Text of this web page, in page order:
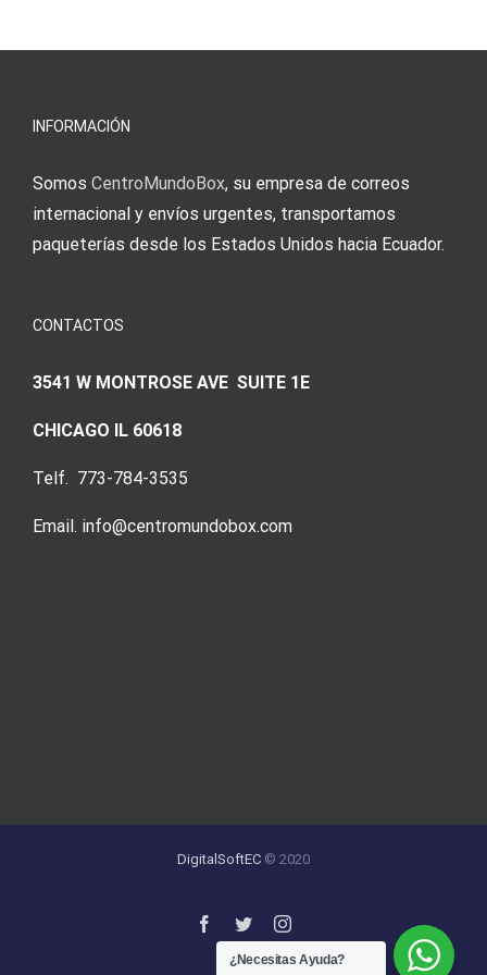
erfordert
INFORMACIÓN
Somos CentroMundoBox, su empresa de correos
internacional y envíos urgentes, transportamos
paqueterías desde los Estados Unidos hacia Ecuador.
CONTACTOS
3541 W MONTROSE AVE SUITE 1E
CHICAGO IL 60618
Telf. 773-784-3535
Email. info@centromundobox.com
DigitalSoftEC © 2020
¿Necesitas Ayuda?